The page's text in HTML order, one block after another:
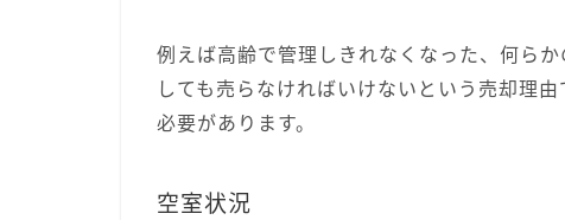
例えば高齢で管理しきれなくなった、何ら
しても売らなければいけないという売却理
必要があります。
空室状況